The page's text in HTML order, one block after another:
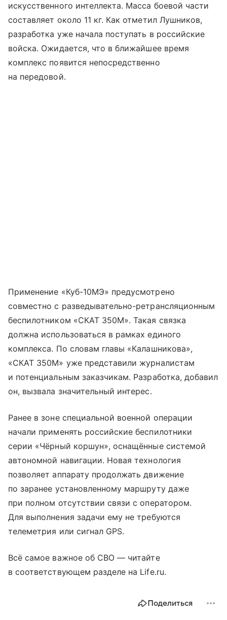
искусственного интеллекта. Масса боевой части
составляет около 11 кг. Как отметил Лушников,
разработка уже начала поступать в российские
войска. Ожидается, что в ближайшее время
комплекс появится непосредственно
на передовой.
Применение «Куб-10МЭ» предусмотрено
совместно с разведывательно-ретрансляционным
беспилотником «СКАТ 350М». Такая связка
должна использоваться в рамках единого
комплекса. По словам главы «Калашникова»,
«СКАТ 350М» уже представили журналистам
и потенциальным заказчикам. Разработка, добавил
он, вызвала значительный интерес.
Ранее в зоне специальной военной операции
начали применять российские беспилотники
серии «Чёрный коршун», оснащённые системой
автономной навигации. Новая технология
позволяет аппарату продолжать движение
по заранее установленному маршруту даже
при полном отсутствии связи с оператором.
Для выполнения задачи ему не требуются
телеметрия или сигнал GPS.
Всё самое важное об СВО — читайте
в соответствующем разделе на Life.ru.
Поделиться